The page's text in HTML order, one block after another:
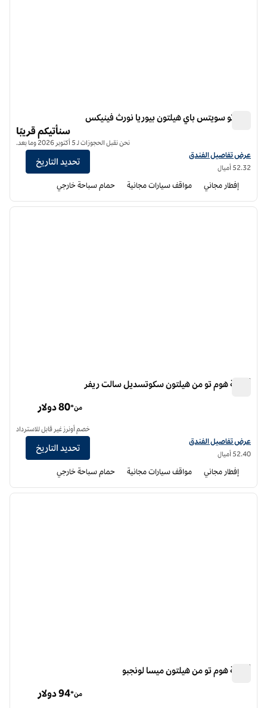
هوم تو سويتس باي هيلتون بيوريا نورث فينيكس
عرض تفاصيل الفندق أجنحة هوم تو من هيلتون بيوريا نورث فينيكس
عرض تفاصيل الفندق
52.32 أميال
سنأتيكم قريبًا
نحن نقبل الحجوزات لـ 5 أكتوبر 2026 وما بعد.
تحديد التاريخ
إفطار مجاني مواقف سيارات مجانية حمام سباحة خارجي
1 من 12
الصورة
أجنحة هوم تو من هيلتون سكوتسديل سالت ريفر
عرض تفاصيل الفندق أجنحة هوم تو من هيلتون سكوتسديل سولت ريفر
عرض تفاصيل الفندق
52.40 أميال
من*80 دولار
خصم أونرز غير قابل للاسترداد
تحديد التاريخ
إفطار مجاني مواقف سيارات مجانية حمام سباحة خارجي
1 من 12
الصورة
أجنحة هوم تو من هيلتون ميسا لونجبو
من*94 دولار